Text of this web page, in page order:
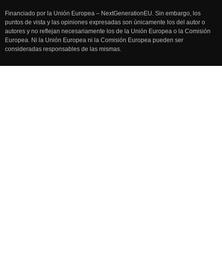
Financiado por la Unión Europea – NextGenerationEU. Sin embargo, los
puntos de vista y las opiniones expresadas son únicamente los del autor o
autores y no reflejan necesariamente los de la Unión Europea o la Comisión
Europea. Ni la Unión Europea ni la Comisión Europea pueden ser
consideradas responsables de las mismas.